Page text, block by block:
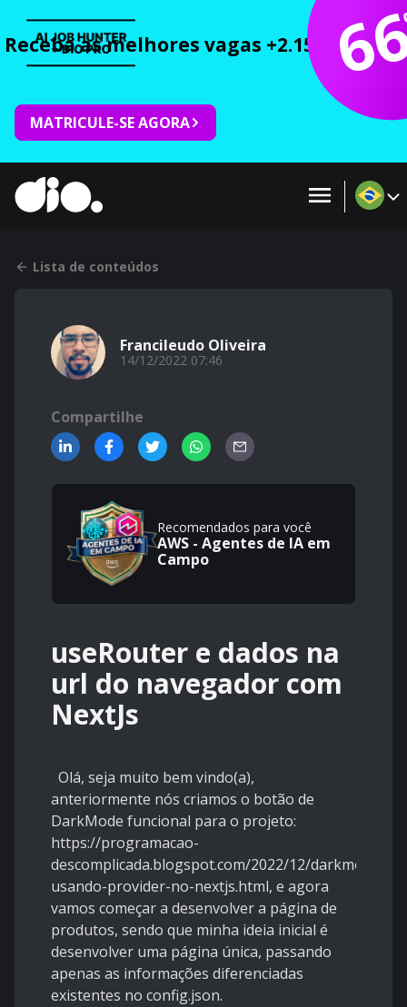
Receba as melhores vagas +2.150 cursos
MATRICULE-SE AGORA
Lista de conteúdos
Francileudo Oliveira
14/12/2022 07:46
Compartilhe
Recomendados para você
AWS - Agentes de IA em
Campo
useRouter e dados na
url do navegador com
NextJs
Olá, seja muito bem vindo(a),
anteriormente nós criamos o botão de
DarkMode funcional para o projeto:
https://programacao-
descomplicada.blogspot.com/2022/12/darkmode-
usando-provider-no-nextjs.html, e agora
vamos começar a desenvolver a página de
produtos, sendo que minha ideia inicial é
desenvolver uma página única, passando
apenas as informações diferenciadas
existentes no config.json.